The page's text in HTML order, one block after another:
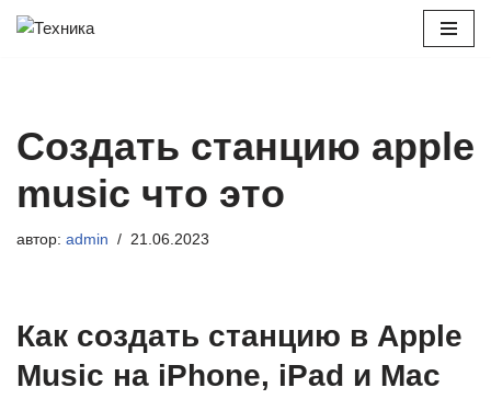
Создать станцию apple
music что это
автор: admin 21.06.2023
Как создать станцию в Apple
Music на iPhone, iPad и Mac